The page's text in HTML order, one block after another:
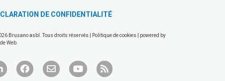
DE CONFIDENTIALITÉ
Brusano asbl. Tous droits réservés | Politique de cookies
| powered by
Web